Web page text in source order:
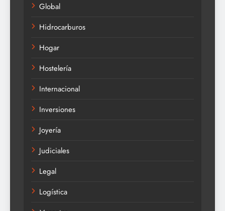
Global
Hidrocarburos
Hogar
Hostelería
Internacional
Inversiones
Joyería
Judiciales
Legal
Logística